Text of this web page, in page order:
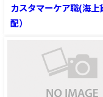
カスタマーケア職(海上
配）